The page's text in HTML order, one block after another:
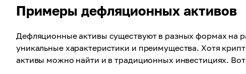
Примеры дефляционных активов
Дефляционные активы существуют в разных формах на
уникальные характеристики и преимущества. Хотя
активы можно найти и в традиционных инвестициях.